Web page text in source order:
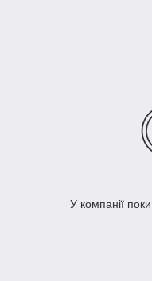
У компанії